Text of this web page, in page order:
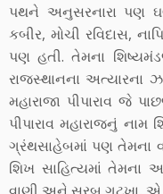
પથને અનુસરનારા પણ
કબીર, મોચી રવિદાસ,
પણ હતી. તેમના
રાજસ્થાનના અત્યારના
મહારાજા પીપારાવ જે
પીપારાવ મહારાજનું
ગ્રંથસાહેબમાં પણ
શિખ સાહિત્યમાં તેમના